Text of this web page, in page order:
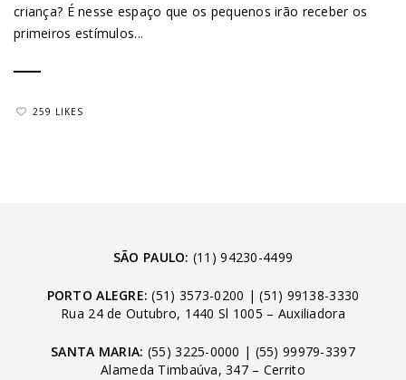
criança? É nesse espaço que os pequenos irão receber os
primeiros estímulos...
259 LIKES
SÃO PAULO: (11) 94230-4499
PORTO ALEGRE: (51) 3573-0200 |(51) 99138-3330
Rua 24 de Outubro, 1440 Sl 1005 – Auxiliadora
SANTA MARIA: (55) 3225-0000 | (55) 99979-3397
Alameda Timbaúva, 347 – Cerrito